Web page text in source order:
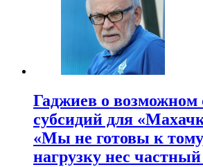
Гаджиев о
субсидий для
«Мы не готовы к
нагрузку нес